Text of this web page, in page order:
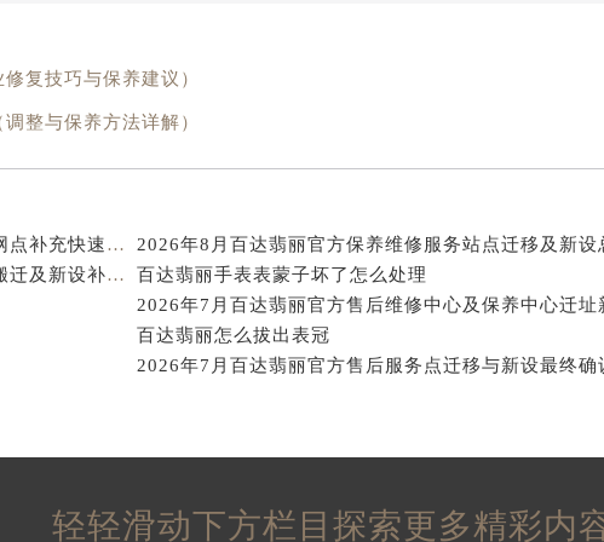
华熙国际中心D座11层1102室百达翡丽售后服务中心（北京总部）
东方广场W3座6层602室百达翡丽售后服务中心（需提前预约）
路甲3号王府井百货名表维修百达翡丽售后服务中心（需提前预约）
街百达翡丽售后服务中心（需提前预约）
伊金霍洛街百达翡丽售后服务中心（需提前预约）
区中央街百达翡丽售后服务中心（需提前预约）
恩和大街百达翡丽售后服务中心（需提前预约）
市兴安大街百达翡丽售后服务中心（需提前预约）
复技巧与保养建议）
整与保养方法详解）
2026年8月百达翡丽官方售后中心迁址及新增网点补充快速参考
2026年8月百达翡丽官方维修服务中心保养点搬迁及新设补充详情文件正式定稿
百达翡丽手表表蒙子坏了怎么处理
百达翡丽怎么拔出表冠
2026年7月百达翡丽官方售后服务点迁移与新设最终确
轻轻滑动下方栏目探索更多精彩内